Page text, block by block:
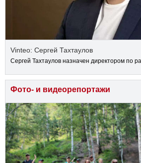
Vinteo: Сергей Тахтаулов
Сергей Тахтаулов назначен директором по
Фото- и видеорепортажи